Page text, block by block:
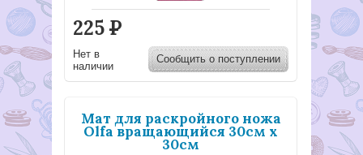
225Р
Нет в
наличии
Сообщить о поступлении
Мат для раскройного ножа
Olfa вращающийся 30cм x
30cм